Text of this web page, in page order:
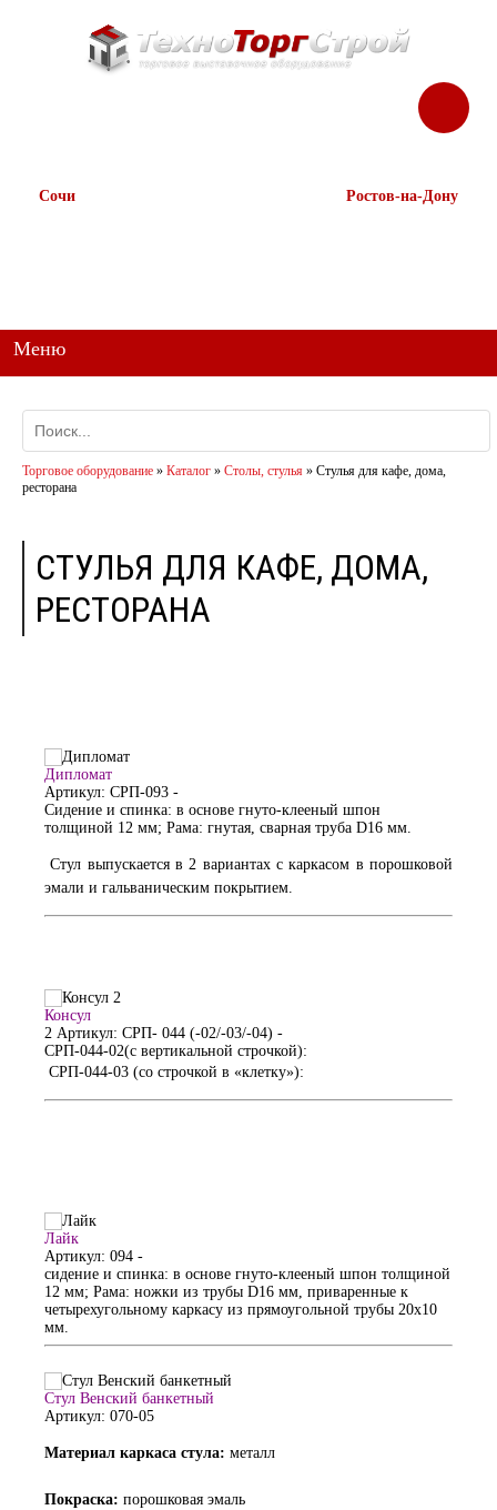
Сочи
ЗАКАЗАТЬ
ЗВОНОК
Ростов-на-Дону
Меню
Торговое оборудование » Каталог » Столы, стулья » Стулья для кафе, дома,
ресторана
СТУЛЬЯ ДЛЯ КАФЕ, ДОМА,
РЕСТОРАНА
Дипломат
Артикул: СРП-093 -
Сидение и спинка: в основе гнуто-клееный шпон
толщиной 12 мм; Рама: гнутая, сварная труба D16 мм.
Стул выпускается в 2 вариантах с каркасом в порошковой
эмали и гальваническим покрытием.
Консул
2 Артикул: СРП- 044 (-02/-03/-04) -
СРП-044-02(с вертикальной строчкой):
СРП-044-03 (со строчкой в «клетку»):
Лайк
Артикул: 094 -
сидение и спинка: в основе гнуто-клееный шпон толщиной
12 мм; Рама: ножки из трубы D16 мм, приваренные к
четырехугольному каркасу из прямоугольной трубы 20х10
мм.
Стул Венский банкетный
Артикул: 070-05
Материал каркаса стула: металл
Покраска: порошковая эмаль